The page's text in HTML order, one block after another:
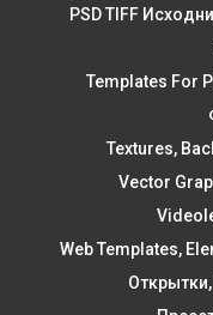
PSD TIFF
Templates For
Textures,
Vector
Web Templates,